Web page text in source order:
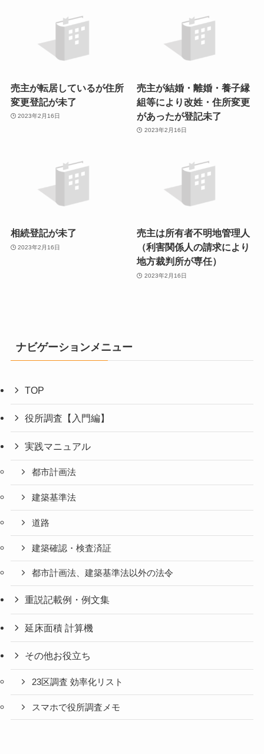
売主が転居しているが住所
変更登記が未了
2023年2月16日
売主が結婚・離婚・養子縁
組等により改姓・住所変更
があったが登記未了
2023年2月16日
相続登記が未了
2023年2月16日
売主は所有者不明地管理人
（利害関係人の請求により
地方裁判所が専任）
2023年2月16日
ナビゲーションメニュー
TOP
役所調査【入門編】
実践マニュアル
都市計画法
建築基準法
道路
建築確認・検査済証
都市計画法、建築基準法以外の法令
重説記載例・例文集
延床面積 計算機
その他お役立ち
23区調査 効率化リスト
スマホで役所調査メモ